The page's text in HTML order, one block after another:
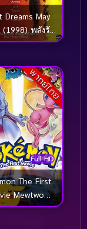
Dreams May
(1998) พลังรัก
บฟ้า ตามรักถึง
พากย์ไทย
Full HD
The First
Mewtwo
Back (1998)